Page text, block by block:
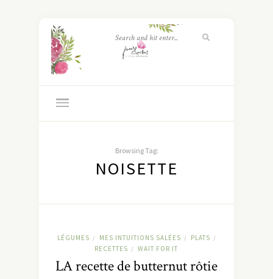
Browsing Tag:
NOISETTE
LÉGUMES / MES INTUITIONS SALÉES / PLATS /
RECETTES / WAIT FOR IT
LA recette de butternut rôtie